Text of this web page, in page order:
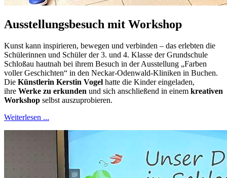
Ausstellungsbesuch mit Workshop
Kunst kann inspirieren, bewegen und verbinden – das erlebten die
Schülerinnen und Schüler der 3. und 4. Klasse der Grundschule
Schloßau hautnah bei ihrem Besuch in der Ausstellung „Farben
voller Geschichten“ in den Neckar-Odenwald-Kliniken in Buchen.
Die Künstlerin Kerstin Vogel hatte die Kinder eingeladen,
ihre Werke zu erkunden und sich anschließend in einem kreativen
Workshop selbst auszuprobieren.
Weiterlesen ...